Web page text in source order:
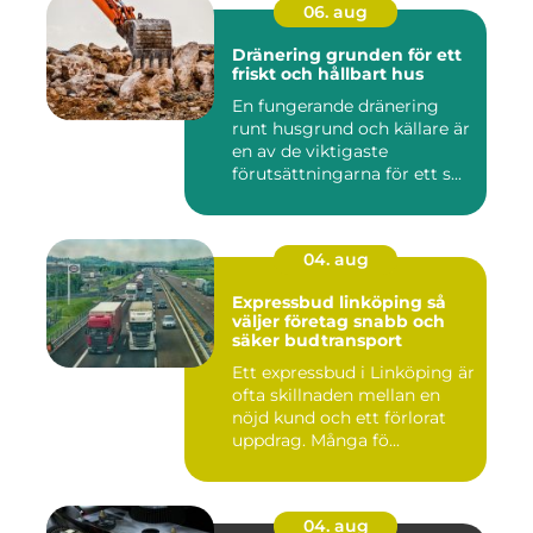
06. aug
Dränering grunden för ett
friskt och hållbart hus
En fungerande dränering
runt husgrund och källare är
en av de viktigaste
förutsättningarna för ett s...
04. aug
Expressbud linköping så
väljer företag snabb och
säker budtransport
Ett expressbud i Linköping är
ofta skillnaden mellan en
nöjd kund och ett förlorat
uppdrag. Många fö...
04. aug